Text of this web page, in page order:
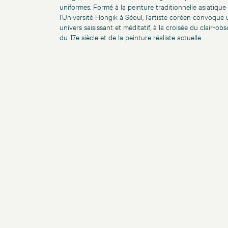
uniformes. Formé à la peinture traditionnelle asiatique
l’Université Hongik à Séoul, l’artiste coréen convoque
univers saisissant et méditatif, à la croisée du clair-
du 17e siècle et de la peinture réaliste actuelle.